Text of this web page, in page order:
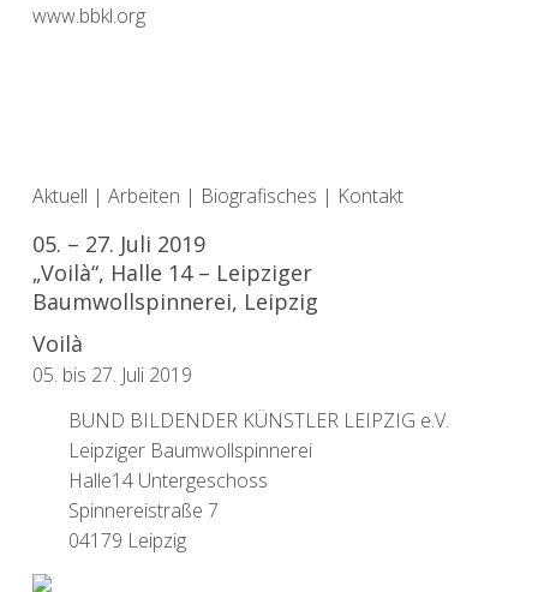
www.bbkl.org
Aktuell | Arbeiten | Biografisches | Kontakt
05. – 27. Juli 2019
„Voilà“, Halle 14 – Leipziger
Baumwollspinnerei, Leipzig
Voilà
05. bis 27. Juli 2019
BUND BILDENDER KÜNSTLER LEIPZIG e.V.
Leipziger Baumwollspinnerei
Halle14 Untergeschoss
Spinnereistraße 7
04179 Leipzig